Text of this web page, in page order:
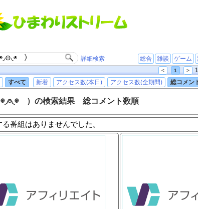
詳細検索 総合 雑談 ゲーム
< 1 >
すべて 新着 アクセス数(本日) アクセス数(全期間) 総コメン
）の検索結果 総コメント数順
番組はありませんでした。